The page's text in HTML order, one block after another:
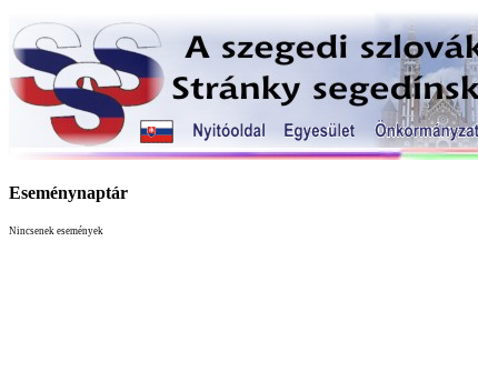
Eseménynaptár
Nincsenek események